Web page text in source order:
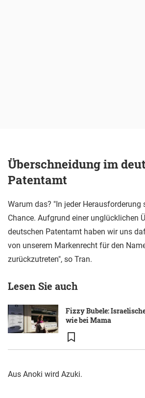
Überschneidung im
Patentamt
Warum das? "In jeder Herausforderung
Chance. Aufgrund einer unglücklichen
deutschen Patentamt haben wir uns
von unserem Markenrecht für den
zurückzutreten", so Tran.
Lesen Sie auch
Fizzy Bubele:
wie bei Mama
Aus Anoki wird Azuki.